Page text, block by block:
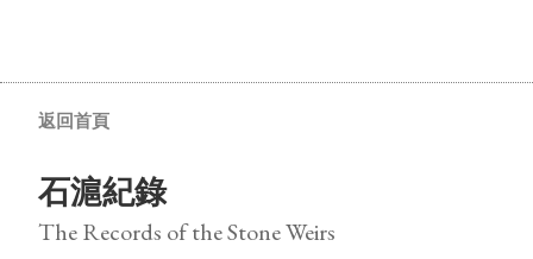
返回首頁
石滬紀錄
The Records of the Stone Weirs